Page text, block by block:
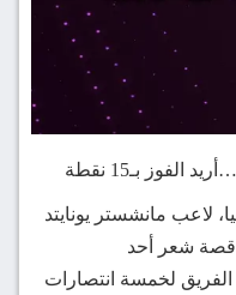
بـ15 نقطة
لاعب مانشستر يونايتد
قصة شعر أحد
لخمسة انتصارات